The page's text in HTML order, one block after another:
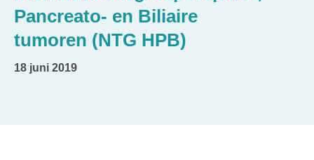
Pancreato- en Biliaire
tumoren (NTG HPB)
18 juni 2019